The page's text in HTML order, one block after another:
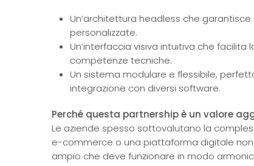
Un’architettura headless che
personalizzate.
Un’interfaccia visiva intuitiva che
competenze tecniche.
Un sistema modulare e flessibile,
integrazione con diversi software.
Perché questa partnership è un valore
Le aziende spesso sottovalutano la
e-commerce o una piattaforma digitale
ampio che deve funzionare in modo